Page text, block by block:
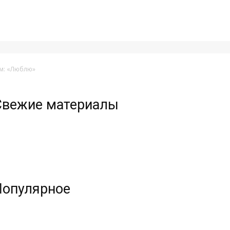
«Люблю»
материалы